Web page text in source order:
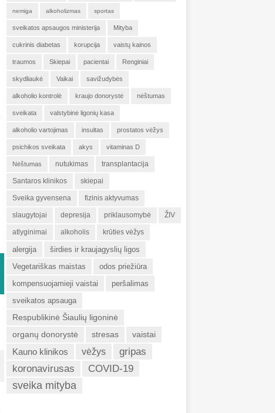
nemiga alkoholizmas sportas
sveikatos apsaugos ministerija Mityba
cukrinis diabetas korupcija vaistų kainos
traumos Skiepai pacientai Renginiai
skydliaukė Vaikai savižudybės
alkoholio kontrolė kraujo donorystė nėštumas
sveikata valstybinė ligonių kasa
alkoholio vartojimas insultas prostatos vėžys
psichikos sveikata akys vitaminas D
Nėštumas nutukimas transplantacija
Santaros klinikos skiepai
Sveika gyvensena fizinis aktyvumas
slaugytojai depresija priklausomybė ŽIV
atlyginimai alkoholis krūties vėžys
alergija
širdies ir kraujagyslių ligos
Vegetariškas maistas
odos priežiūra
kompensuojamieji vaistai
peršalimas
sveikatos apsauga
Respublikinė Šiaulių ligoninė
organų donorystė
stresas vaistai
Kauno klinikos vėžys
gripas
koronavirusas
COVID-19
sveika mityba